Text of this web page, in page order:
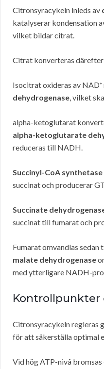
Citronsyracykeln inleds av
katalyserar kondensation
vilket bildar citrat.
Citrat konverteras
Isocitrat oxideras av NAD⁺
dehydrogenase, vilket
alpha-ketoglutarat
alpha-ketoglutarate
reduceras till NADH.
Succinyl-CoA synthetase
succinat och producerar
Succinate
succinat till fumarat och
Fumarat omvandlas sedan
malate dehydrogenase
med ytterligare NADH-
Kontrollpunkter
Citronsyracykeln regleras
för att säkerställa optimal
Vid hög ATP-nivå